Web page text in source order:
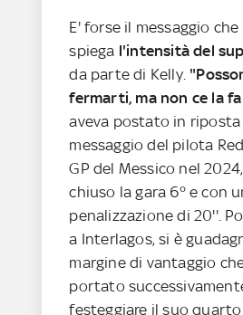
E' forse il messaggio
spiega l'intensità del
da parte di Kelly.
fermarti, ma non ce la
aveva postato in riposta
messaggio del pilota
GP del Messico nel
chiuso la gara 6° e con
penalizzazione di 20''.
a Interlagos, si è
margine di vantaggio
portato
festeggiare il suo